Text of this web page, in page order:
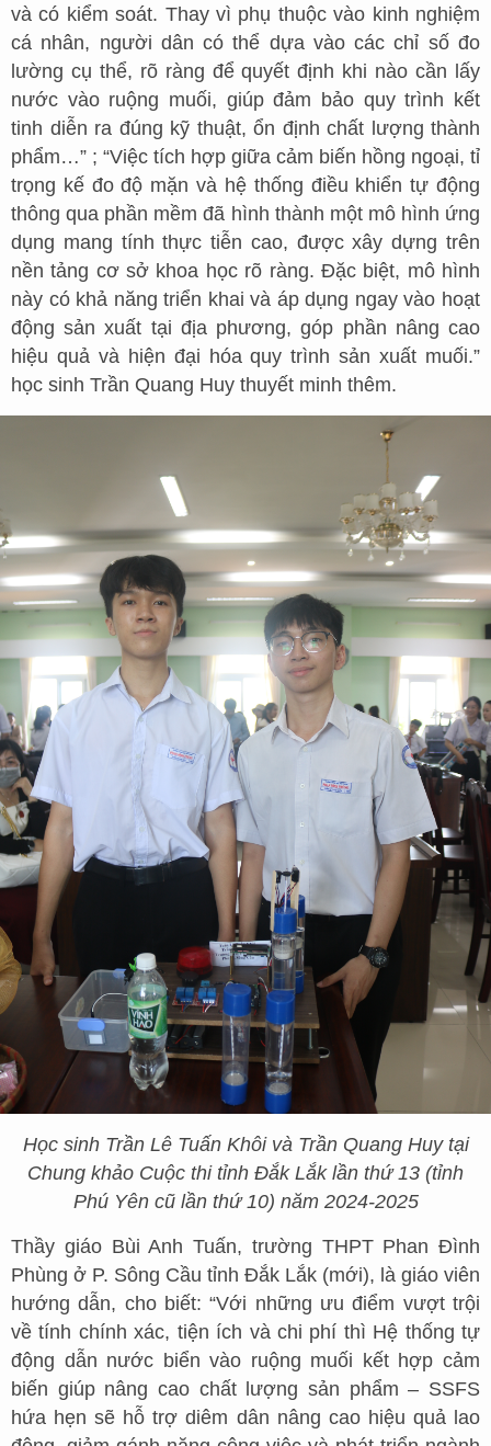
và có kiểm soát. Thay vì phụ thuộc vào kinh nghiệm
cá nhân, người dân có thể dựa vào các chỉ số đo
lường cụ thể, rõ ràng để quyết định khi nào cần lấy
nước vào ruộng muối, giúp đảm bảo quy trình kết
tinh diễn ra đúng kỹ thuật, ổn định chất lượng thành
phẩm…” ; “Việc tích hợp giữa cảm biến hồng ngoại, tỉ
trọng kế đo độ mặn và hệ thống điều khiển tự động
thông qua phần mềm đã hình thành một mô hình ứng
dụng mang tính thực tiễn cao, được xây dựng trên
nền tảng cơ sở khoa học rõ ràng. Đặc biệt, mô hình
này có khả năng triển khai và áp dụng ngay vào hoạt
động sản xuất tại địa phương, góp phần nâng cao
hiệu quả và hiện đại hóa quy trình sản xuất muối.”
học sinh Trần Quang Huy thuyết minh thêm.
Học sinh Trần Lê Tuấn Khôi và Trần Quang Huy tại
Chung khảo Cuộc thi tỉnh Đắk Lắk lần thứ 13 (tỉnh
Phú Yên cũ lần thứ 10) năm 2024-2025
Thầy giáo Bùi Anh Tuấn, trường THPT Phan Đình
Phùng ở P. Sông Cầu tỉnh Đắk Lắk (mới), là giáo viên
hướng dẫn, cho biết: “Với những ưu điểm vượt trội
về tính chính xác, tiện ích và chi phí thì Hệ thống tự
động dẫn nước biển vào ruộng muối kết hợp cảm
biến giúp nâng cao chất lượng sản phẩm – SSFS
hứa hẹn sẽ hỗ trợ diêm dân nâng cao hiệu quả lao